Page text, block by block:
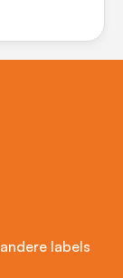
andere labels